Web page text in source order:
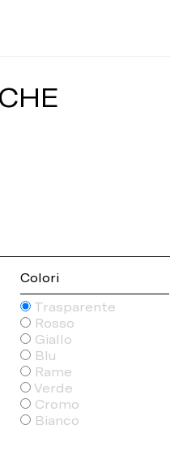
Colori
Trasparente
Rosso
Giallo
Blu
Rame
Verde
Cromo
Bianco